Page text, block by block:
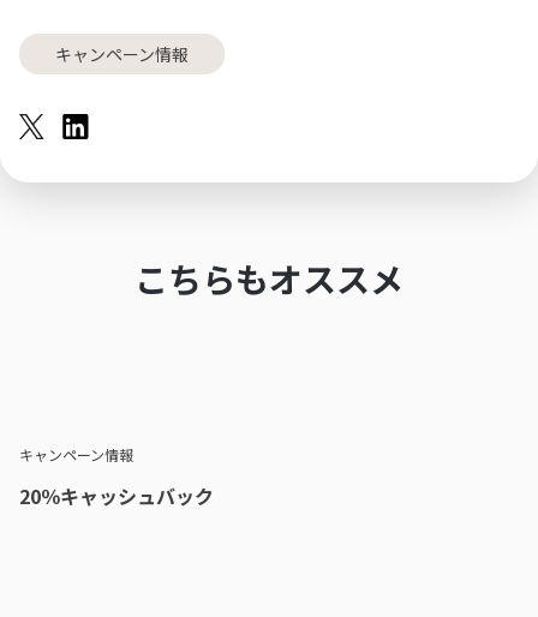
キャンペーン情報
こちらもオススメ
キャンペーン情報
20％キャッシュバック